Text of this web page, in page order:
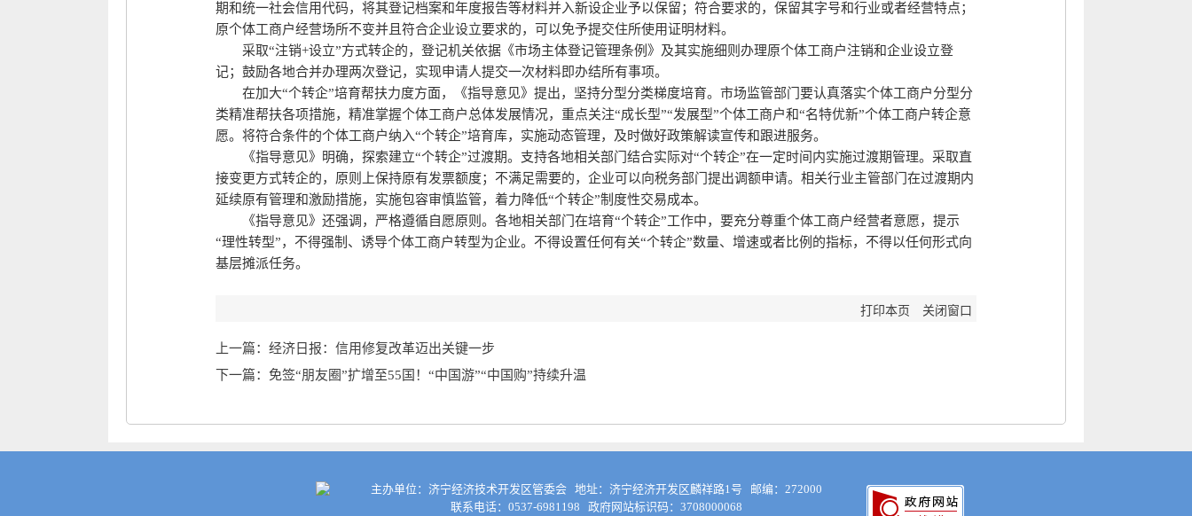
期和统一社会信用代码，将其登记档案和年度报告等材料并入新设企业予以保留；符合要求的，保留其字号和行业或者经营特点；
原个体工商户经营场所不变并且符合企业设立要求的，可以免予提交住所使用证明材料。
采取“注销+设立”方式转企的，登记机关依据《市场主体登记管理条例》及其实施细则办理原个体工商户注销和企业设立登
记；鼓励各地合并办理两次登记，实现申请人提交一次材料即办结所有事项。
在加大“个转企”培育帮扶力度方面，《指导意见》提出，坚持分型分类梯度培育。市场监管部门要认真落实个体工商户分型分
类精准帮扶各项措施，精准掌握个体工商户总体发展情况，重点关注“成长型”“发展型”个体工商户和“名特优新”个体工商户转企意
愿。将符合条件的个体工商户纳入“个转企”培育库，实施动态管理，及时做好政策解读宣传和跟进服务。
《指导意见》明确，探索建立“个转企”过渡期。支持各地相关部门结合实际对“个转企”在一定时间内实施过渡期管理。采取直
接变更方式转企的，原则上保持原有发票额度；不满足需要的，企业可以向税务部门提出调额申请。相关行业主管部门在过渡期内
延续原有管理和激励措施，实施包容审慎监管，着力降低“个转企”制度性交易成本。
《指导意见》还强调，严格遵循自愿原则。各地相关部门在培育“个转企”工作中，要充分尊重个体工商户经营者意愿，提示
“理性转型”，不得强制、诱导个体工商户转型为企业。不得设置任何有关“个转企”数量、增速或者比例的指标，不得以任何形式向
基层摊派任务。
打印本页 关闭窗口
上一篇：经济日报：信用修复改革迈出关键一步
下一篇：免签“朋友圈”扩增至55国！“中国游”“中国购”持续升温
主办单位：济宁经济技术开发区管委会 地址：济宁经济开发区麟祥路1号 邮编：272000
联系电话：0537-6981198 政府网站标识码：3708000068